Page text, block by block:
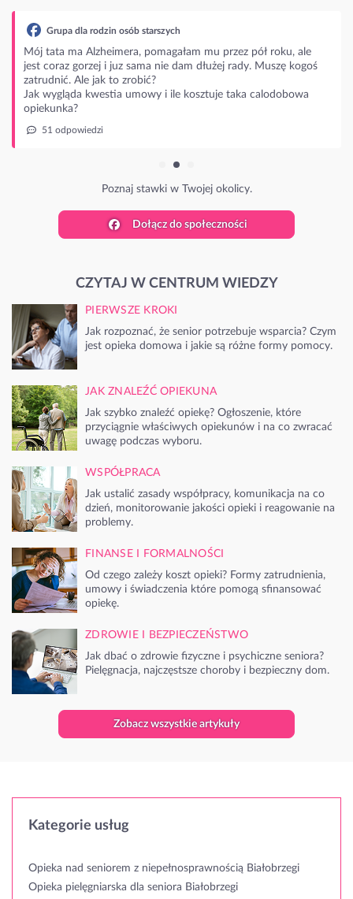
Grupa dla rodzin osób starszych
Mój tata ma Alzheimera, pomagałam mu przez pół roku, ale
jest coraz gorzej i juz sama nie dam dłużej rady. Muszę kogoś
zatrudnić. Ale jak to zrobić?
Jak wygląda kwestia umowy i ile kosztuje taka calodobowa
opiekunka?
51 odpowiedzi
Poznaj stawki w Twojej okolicy.
Dołącz do społeczności
CZYTAJ W CENTRUM WIEDZY
PIERWSZE KROKI
Jak rozpoznać, że senior potrzebuje wsparcia? Czym
jest opieka domowa i jakie są różne formy pomocy.
JAK ZNALEŹĆ OPIEKUNA
Jak szybko znaleźć opiekę? Ogłoszenie, które
przyciągnie właściwych opiekunów i na co zwracać
uwagę podczas wyboru.
WSPÓŁPRACA
Jak ustalić zasady współpracy, komunikacja na co
dzień, monitorowanie jakości opieki i reagowanie na
problemy.
FINANSE I FORMALNOŚCI
Od czego zależy koszt opieki? Formy zatrudnienia,
umowy i świadczenia które pomogą sfinansować
opiekę.
ZDROWIE I BEZPIECZEŃSTWO
Jak dbać o zdrowie fizyczne i psychiczne seniora?
Pielęgnacja, najczęstsze choroby i bezpieczny dom.
Zobacz wszystkie artykuły
Kategorie usług
Opieka nad seniorem z niepełnosprawnością Białobrzegi
Opieka pielęgniarska dla seniora Białobrzegi